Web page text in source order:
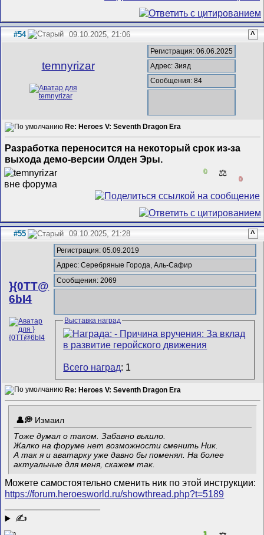
#54 09.10.2025, 21:06 ^
temnyrizar
Регистрация: 06.06.2025
Адрес: Зияд
Сообщения: 84
Re: Heroes V: Seventh Dragon Era
Разработка переносится на некоторый срок из-за
выхода демо-версии Олден Эры.
0 ⚖️
0
#55 09.10.2025, 21:28 ^
}{0TT@
6bI4
Регистрация: 05.09.2019
Адрес: Серебряные Города, Аль-Сафир
Сообщения: 2069
Выставка наград
Всего наград: 1
Re: Heroes V: Seventh Dragon Era
Измаил
Тоже думал о таком. Забавно вышло.
Жалко на форуме нет возможности сменить Ник.
А так я и аватарку уже давно бы поменял. На более
актуальные для меня, скажем так.
Можете самостоятельно сменить ник по этой инструкции:
https://forum.heroesworld.ru/showthread.php?t=5189
✍
1